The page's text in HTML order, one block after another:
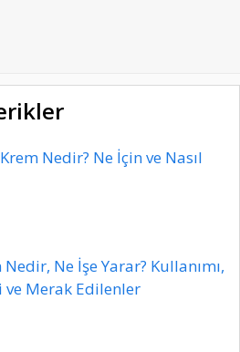
Nedir? Ne İçin ve Nasıl
Ne İşe Yarar? Kullanımı,
ve Merak Edilenler